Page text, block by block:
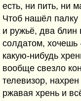
есть, ни пить, ни
Чтоб нашёл палку
и ружьё, два блин
солдатом,
какую-нибудь
вообще свезло
телевизор,
ржавая хрень и